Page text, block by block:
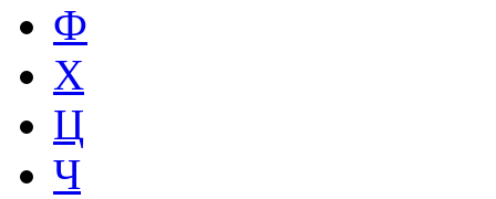
Ф
Х
Ц
Ч